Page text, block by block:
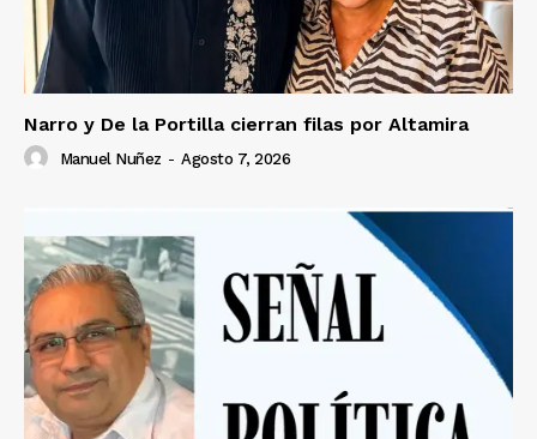
Narro y De la Portilla cierran filas por Altamira
Manuel Nuñez - Agosto 7, 2026